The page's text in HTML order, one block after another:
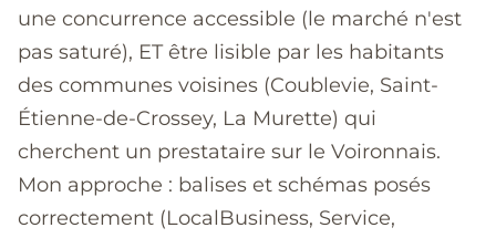
une concurrence accessible (le marché n'est
pas saturé), ET être lisible par les habitants
des communes voisines (Coublevie, Saint-
Étienne-de-Crossey, La Murette) qui
cherchent un prestataire sur le Voironnais.
Mon approche : balises et schémas posés
correctement (LocalBusiness, Service,